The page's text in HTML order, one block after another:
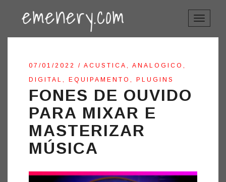
TOGGLE
07/01/2022 / ACUSTICA , ANALOGICO ,
DIGITAL , EQUIPAMENTO , PLUGINS
FONES DE OUVIDO
PARA MIXAR E
MASTERIZAR
MÚSICA